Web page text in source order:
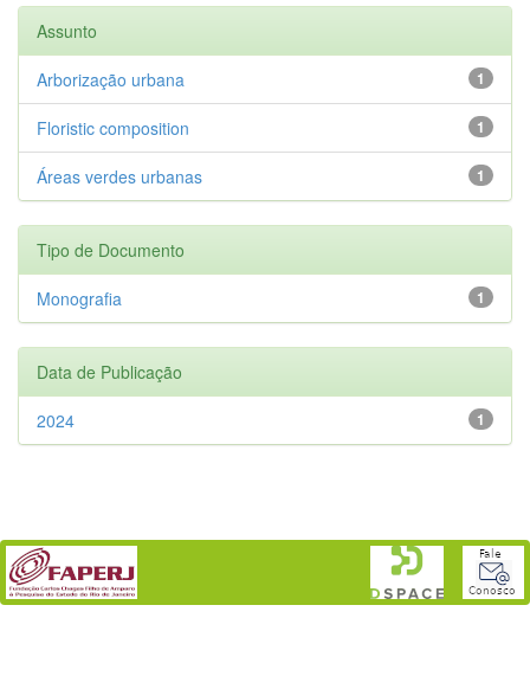
Assunto
1
Arborização urbana
1
Floristic composition
1
Áreas verdes urbanas
Tipo de Documento
1
Monografia
Data de Publicação
1
2024